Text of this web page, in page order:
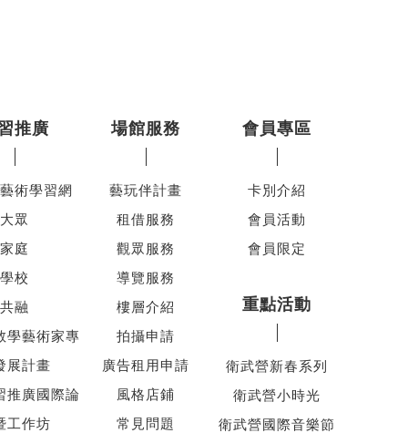
推廣
術學習網
大眾
家庭
學校
共融
學藝術家專
展計畫
推廣國際論
工作坊
場館服務
藝玩伴計畫
租借服務
觀眾服務
導覽服務
樓層介紹
拍攝申請
廣告租用申請
風格店鋪
常見問題
會員專區
卡別介紹
會員活動
會員限定
重點活動
衛武營新春系列
衛武營小時光
衛武營國際音樂節